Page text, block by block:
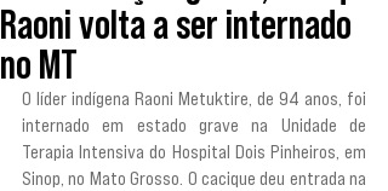
Raoni volta a ser internado
no MT
O líder indígena Raoni Metuktire, de 94 anos, foi
internado em estado grave na Unidade de
Terapia Intensiva do Hospital Dois Pinheiros, em
Sinop, no Mato Grosso. O cacique deu entrada na